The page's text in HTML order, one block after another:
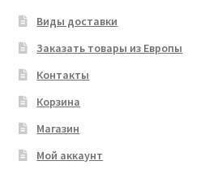
Виды доставки
Заказать товары из Европы
Контакты
Корзина
Магазин
Мой аккаунт